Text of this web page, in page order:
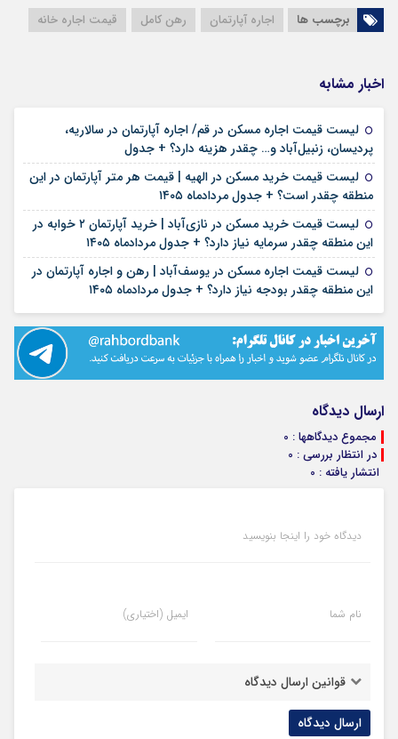
برچسب ها اجاره آپارتمان رهن کامل قیمت اجاره خانه
اخبار مشابه
لیست قیمت اجاره مسکن در قم/ اجاره آپارتمان در سالاریه،
پردیسان، زنبیل‌آباد و… چقدر هزینه دارد؟ + جدول
لیست قیمت خرید مسکن در الهیه | قیمت هر متر آپارتمان در این
منطقه چقدر است؟ + جدول مردادماه ۱۴۰۵
لیست قیمت خرید مسکن در نازی‌آباد | خرید آپارتمان ۲ خوابه در
این منطقه چقدر سرمایه نیاز دارد؟ + جدول مردادماه ۱۴۰۵
لیست قیمت اجاره مسکن در یوسف‌آباد | رهن و اجاره آپارتمان در
این منطقه چقدر بودجه نیاز دارد؟ + جدول مردادماه ۱۴۰۵
ارسال دیدگاه
مجموع دیدگاهها : 0
در انتظار بررسی : 0
انتشار یافته : 0
دیدگاه خود را اینجا بنویسید
نام شما ایمیل (اختیاری)
قوانین ارسال دیدگاه